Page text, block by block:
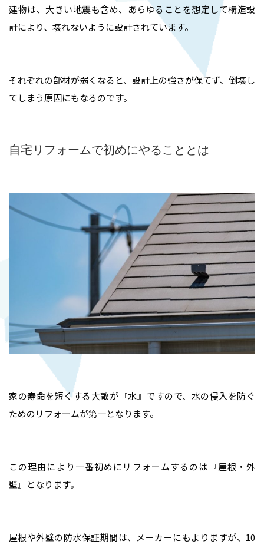
建物は、大きい地震も含め、あらゆることを想定して構造設
計により、壊れないように設計されています。
それぞれの部材が弱くなると、設計上の強さが保てず、倒壊し
てしまう原因にもなるのです。
自宅リフォームで初めにやることとは
家の寿命を短くする大敵が『水』ですので、水の侵入を防ぐ
ためのリフォームが第一となります。
この理由により一番初めにリフォームするのは『屋根・外
壁』となります。
屋根や外壁の防水保証期間は、メーカーにもよりますが、10